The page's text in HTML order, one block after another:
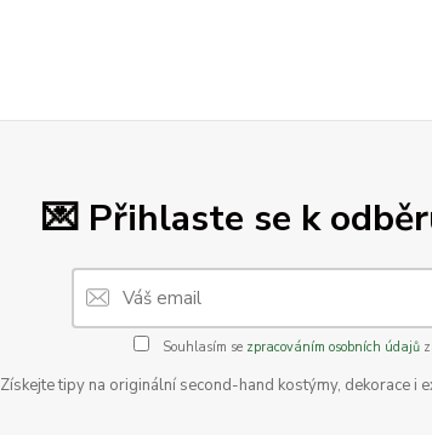
💌 Přihlaste se k
Souhlasím se zpracováním osobních údajů
Získejte tipy na originální second-hand kostýmy, dekorace i